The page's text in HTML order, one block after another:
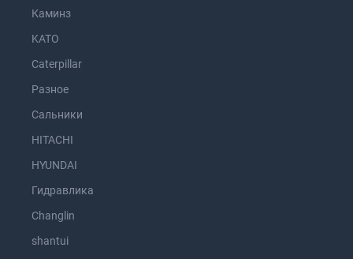
Каминз
KATO
Caterpillar
Разное
Сальники
HITACHI
HYUNDAI
Гидравлика
Changlin
shantui